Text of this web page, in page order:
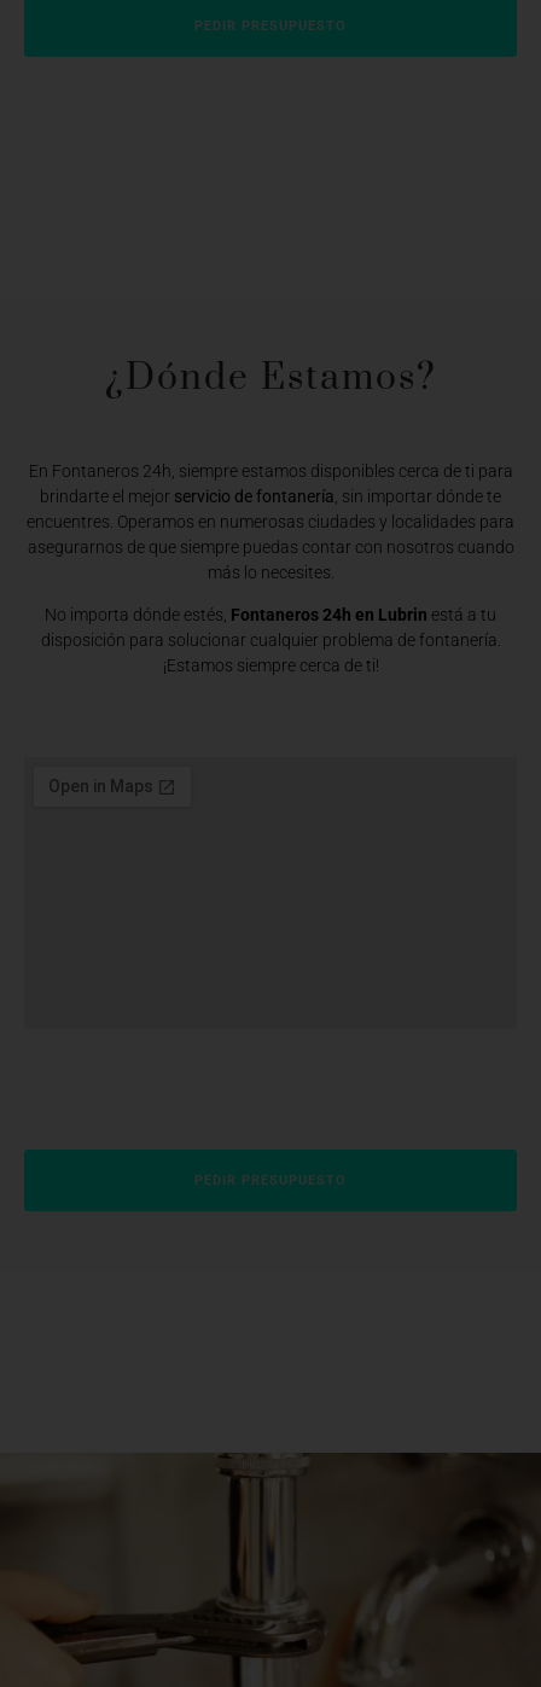
PEDIR PRESUPUESTO
¿Dónde Estamos?​
En Fontaneros 24h, siempre estamos disponibles cerca de ti para
brindarte el mejor servicio de fontanería , sin importar dónde te
encuentres. Operamos en numerosas ciudades y localidades para
asegurarnos de que siempre puedas contar con nosotros cuando
más lo necesites.
No importa dónde estés, Fontaneros 24h en Lubrin está a tu
disposición para solucionar cualquier problema de fontanería.
¡Estamos siempre cerca de ti!
PEDIR PRESUPUESTO